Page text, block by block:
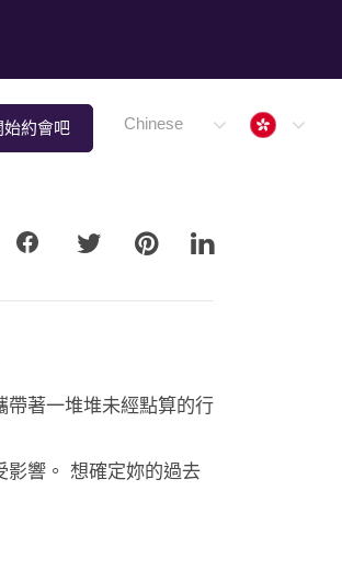
始約會吧 Chinese Hong
帶著一堆堆未經點算的行
影響。 想確定妳的過去